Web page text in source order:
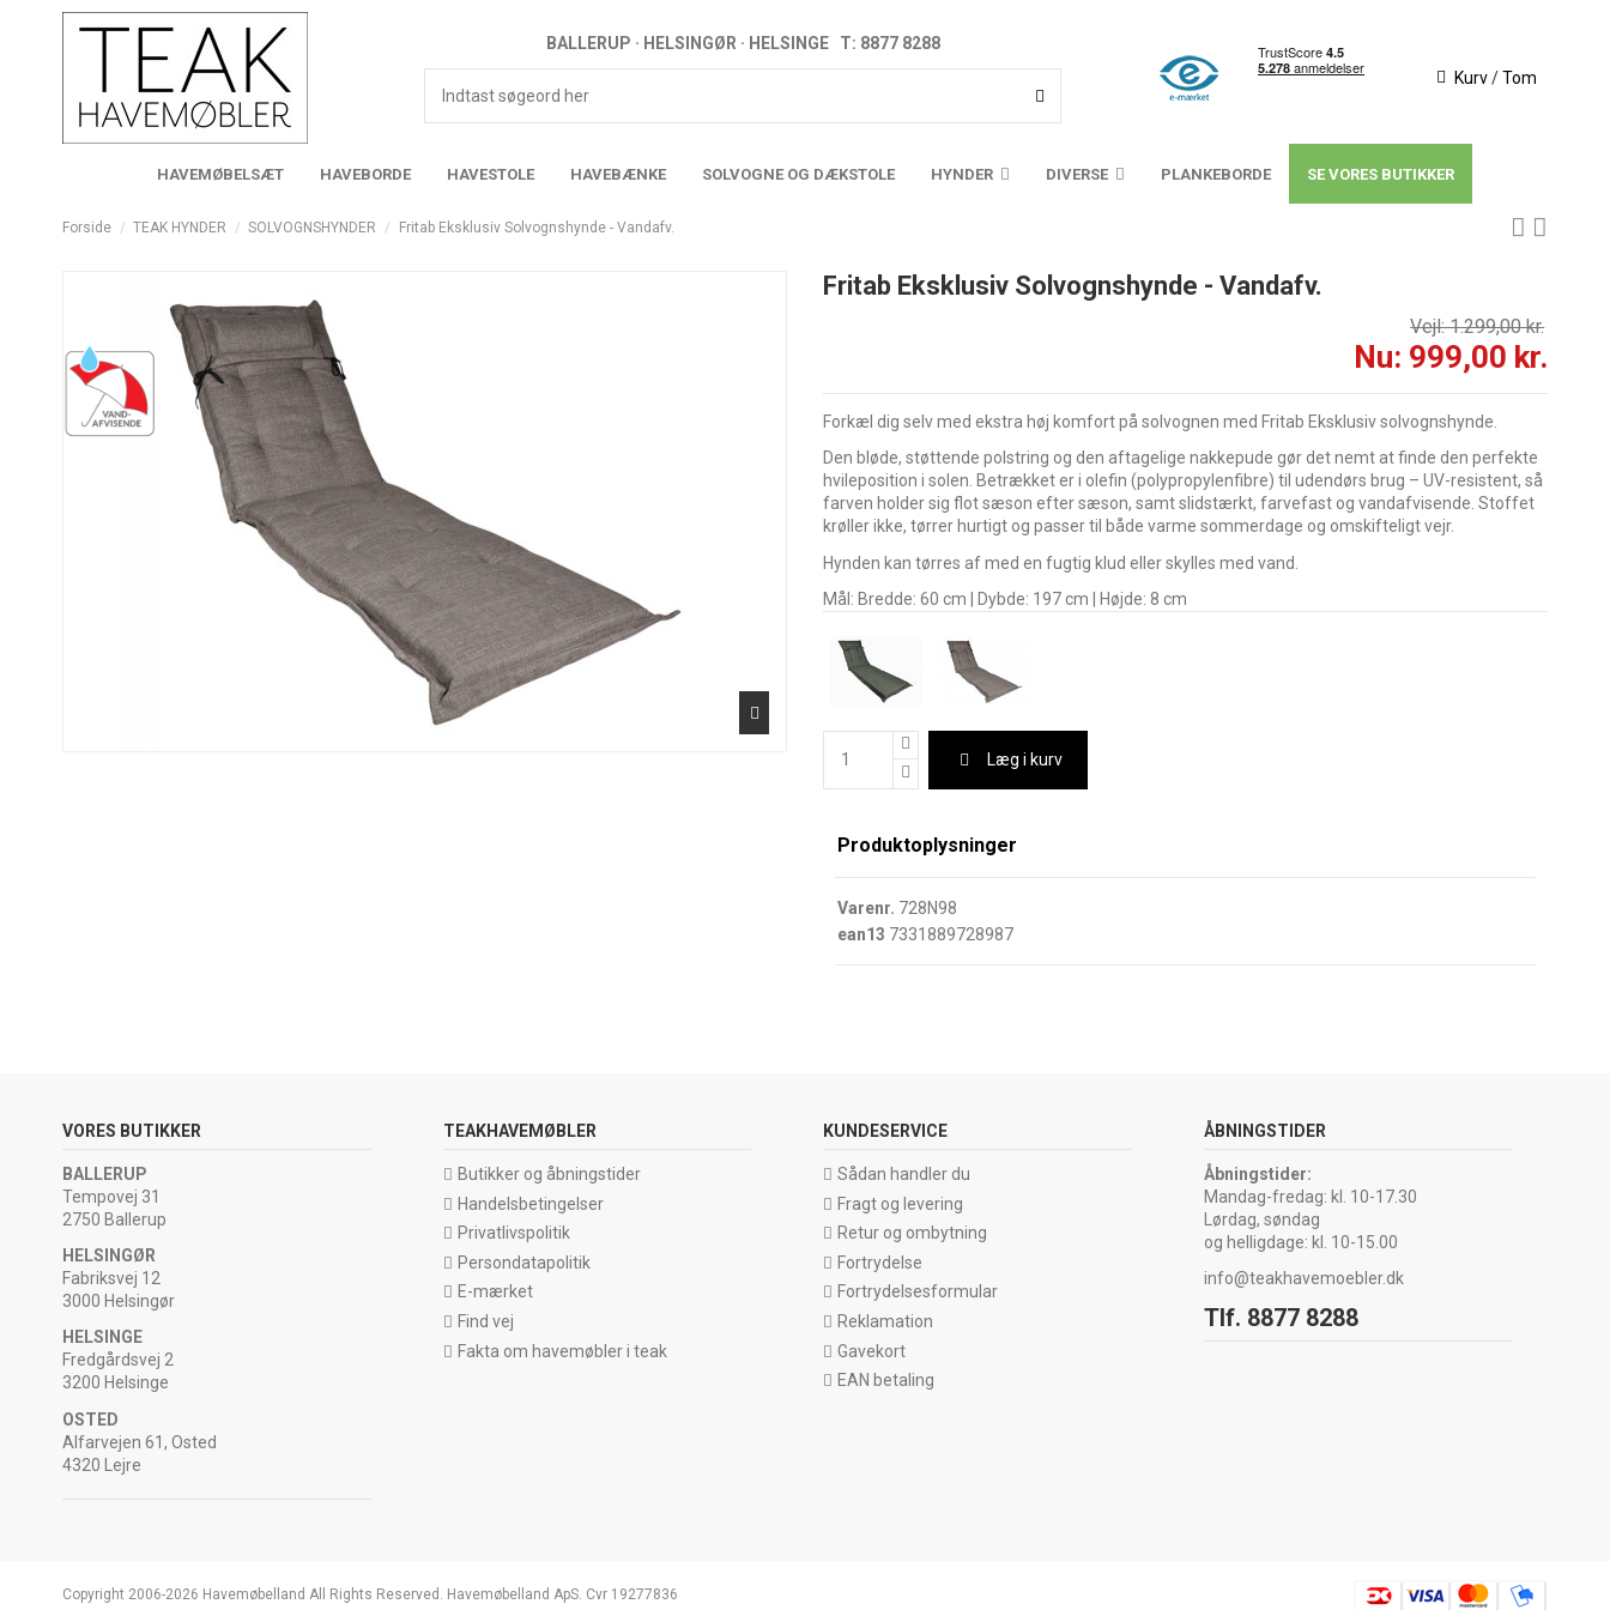
BALLERUP · HELSINGØR · HELSINGE T: 8877 8288
Kurv/Tom
HAVEMØBELSÆT HAVEBORDE HAVESTOLE HAVEBÆNKE SOLVOGNE OG DÆKSTOLE HYNDER DIVERSE PLANKEBORDE SE VORES BUTIKKER
Forside TEAK HYNDER SOLVOGNSHYNDER Fritab Eksklusiv Solvognshynde - Vandafv.
Fritab Eksklusiv Solvognshynde - Vandafv.
Vejl: 1.299,00 kr.
Nu: 999,00 kr.
Forkæl dig selv med ekstra høj komfort på solvognen med Fritab Eksklusiv solvognshynde.
Den bløde, støttende polstring og den aftagelige nakkepude gør det nemt at finde den perfekte
hvileposition i solen. Betrækket er i olefin (polypropylenfibre) til udendørs brug – UV-resistent, så
farven holder sig flot sæson efter sæson, samt slidstærkt, farvefast og vandafvisende. Stoffet
krøller ikke, tørrer hurtigt og passer til både varme sommerdage og omskifteligt vejr.
Hynden kan tørres af med en fugtig klud eller skylles med vand.
Mål: Bredde: 60 cm | Dybde: 197 cm | Højde: 8 cm
Læg i kurv
Produktoplysninger
Varenr. 728N98
ean13 7331889728987
VORES BUTIKKER
BALLERUP
Tempovej 31
2750 Ballerup
HELSINGØR
Fabriksvej 12
3000 Helsingør
HELSINGE
Fredgårdsvej 2
3200 Helsinge
OSTED
Alfarvejen 61, Osted
4320 Lejre
TEAKHAVEMØBLER
Butikker og åbningstider
Handelsbetingelser
Privatlivspolitik
Persondatapolitik
E-mærket
Find vej
Fakta om havemøbler i teak
KUNDESERVICE
Sådan handler du
Fragt og levering
Retur og ombytning
Fortrydelse
Fortrydelsesformular
Reklamation
Gavekort
EAN betaling
ÅBNINGSTIDER
Åbningstider:
Mandag-fredag: kl. 10-17.30
Lørdag, søndag
og helligdage: kl. 10-15.00
info@teakhavemoebler.dk
Tlf. 8877 8288
Copyright 2006-2026 Havemøbelland All Rights Reserved. Havemøbelland ApS. Cvr 19277836